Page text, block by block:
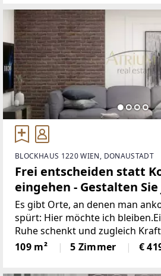
BLOCKHAUS 1220 WIEN, DONAUSTADT
Frei entscheiden statt
eingehen - Gestalten
persönliches
Es gibt Orte, an denen man
spürt: Hier möchte ich
Ruhe schenkt und zugleich
Projekt entsteht in der
idyllischen 22. Bezirk. Modern,
109 m² 5 Zimmer €